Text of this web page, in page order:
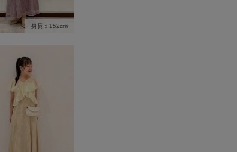
身長：152cm